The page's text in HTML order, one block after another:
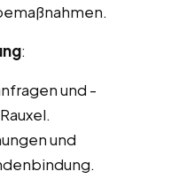
:
und -
und